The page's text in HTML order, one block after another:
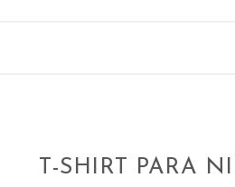
T-SHIRT PARA